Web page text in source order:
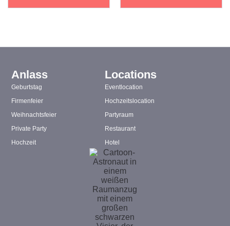
Anlass
Geburtstag
Firmenfeier
Weihnachtsfeier
Private Party
Hochzeit
Locations
Eventlocation
Hochzeitslocation
Partyraum
Restaurant
Hotel